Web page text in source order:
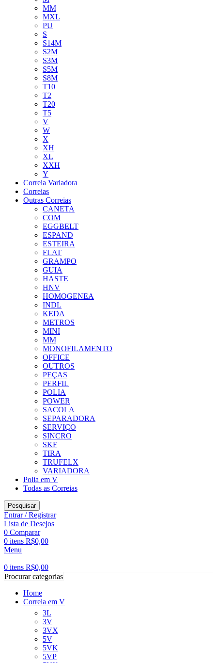
MM
MXL
PU
S
S14M
S2M
S3M
S5M
S8M
T10
T2
T20
T5
V
W
X
XH
XL
XXH
Y
Correia Variadora
Correias
Outras Correias
CANETA
COM
EGGBELT
ESPAND
ESTEIRA
FLAT
GRAMPO
GUIA
HASTE
HNV
HOMOGENEA
INDL
KEDA
METROS
MINI
MM
MONOFILAMENTO
OFFICE
OUTROS
PEÇAS
PERFIL
POLIA
POWER
SACOLA
SEPARADORA
SERVIÇO
SINCRO
SKF
TIRA
TRUFELX
VARIADORA
Polia em V
Todas as Correias
Pesquisar
Entrar / Registrar
Lista de Desejos
0 Comparar
0 itens R$0,00
Menu
0 itens R$0,00
Procurar categorias
Home
Correia em V
3L
3V
3VX
5V
5VK
5VP